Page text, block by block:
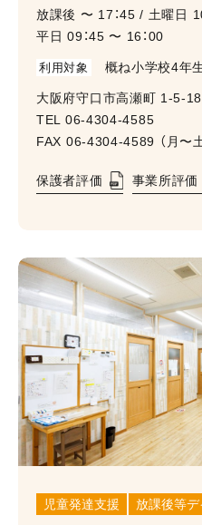
放課後 〜 17：45 / ⼟曜⽇
平⽇ 09：45 〜 16：00
利用対象 概ね小学校4年
⼤阪府守⼝市⾼瀬町 1-5-18
TEL 06-4304-4585
FAX 06-4304-4589 （⽉〜⼟
保護者評価 事業所評価
児童発達支援 放課後等デ